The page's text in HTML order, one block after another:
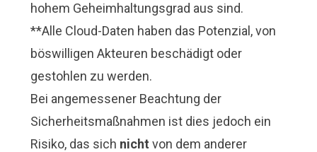
hohem Geheimhaltungsgrad aus sind.
**Alle Cloud-Daten haben das Potenzial, von
böswilligen Akteuren beschädigt oder
gestohlen zu werden.
Bei angemessener Beachtung der
Sicherheitsmaßnahmen ist dies jedoch ein
Risiko, das sich nicht von dem anderer